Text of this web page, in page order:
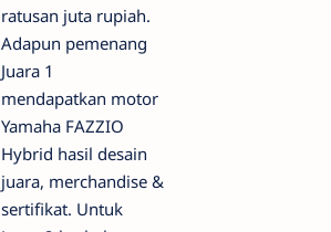
ratusan juta rupiah.
Adapun pemenang
Juara 1
mendapatkan motor
Yamaha FAZZIO
Hybrid hasil desain
juara, merchandise &
sertifikat. Untuk